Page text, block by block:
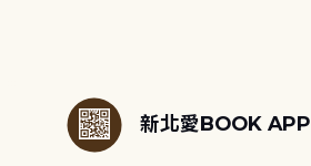
新北愛BOOK APP